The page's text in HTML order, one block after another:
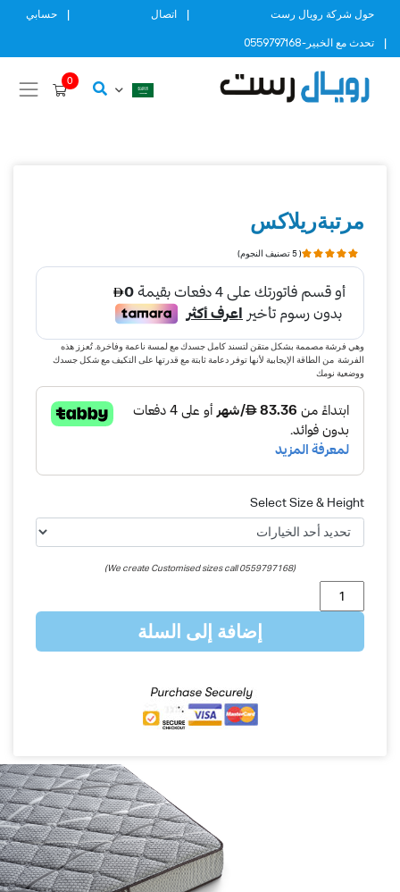
content
حول شركة رويال رست اتصال حسابي
تحدث مع الخبير-0559797168
0
مرتبةريلاكس
( 5 تصنيف النجوم)
وهي فرشة مصممة بشكل متقن لتسند كامل جسدك مع لمسة ناعمة وفاخرة. تُعزز هذه
الفرشة من الطاقة الإيجابية لأنها توفر دعامة ثابتة مع قدرتها على التكيف مع شكل جسدك
ووضعية نومك
Select Size & Height
(We create Customised sizes call 0559797168)
كمية
إضافة إلى السلة